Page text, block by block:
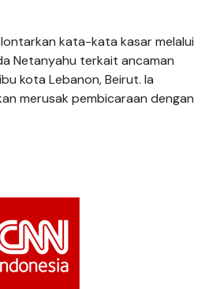
kata-kata kasar melalui
Netanyahu terkait ancaman
kota Lebanon, Beirut. Ia
merusak pembicaraan dengan